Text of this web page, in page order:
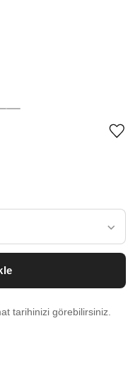
tarihinizi görebilirsiniz.